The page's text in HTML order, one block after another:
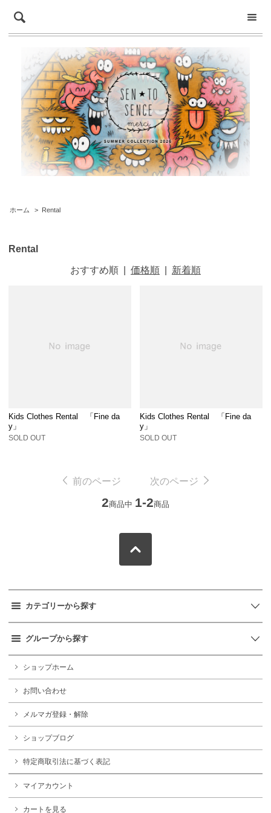
ホーム > Rental
Rental
おすすめ順 価格順 新着順
Kids Clothes Rental 「Fine da
y」
SOLD OUT
Kids Clothes Rental 「Fine da
y」
SOLD OUT
前のページ 次のページ
2商品中 1-2商品
カテゴリーから探す
グループから探す
ショップホーム
お問い合わせ
メルマガ登録・解除
ショップブログ
特定商取引法に基づく表記
マイアカウント
カートを見る